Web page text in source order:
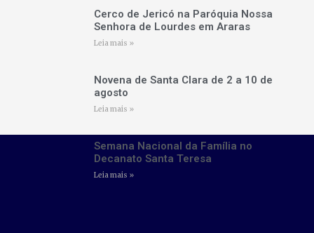
Cerco de Jericó na Paróquia Nossa
Senhora de Lourdes em Araras
Leia mais »
Novena de Santa Clara de 2 a 10 de
agosto
Leia mais »
Semana Nacional da Família no
Decanato Santa Teresa
Leia mais »